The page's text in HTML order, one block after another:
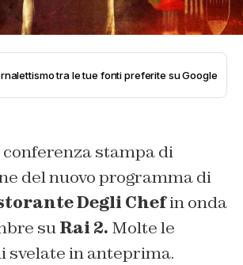
tra le tue fonti preferite su Google
conferenza stampa di
del nuovo programma di
Degli Chefin onda
suRai 2. Molte le
svelate in anteprima.